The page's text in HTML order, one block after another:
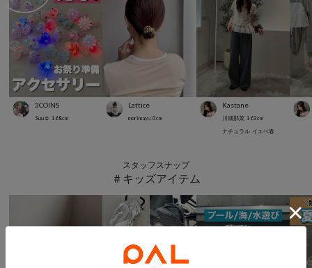
3COINS
Suu☺︎ 168cm
Lattice
morimayu 0cm
Kastane
川畑那菜 163cm
ナチュラル イエベ春
スタッフスナップ
＃キッズアイテム